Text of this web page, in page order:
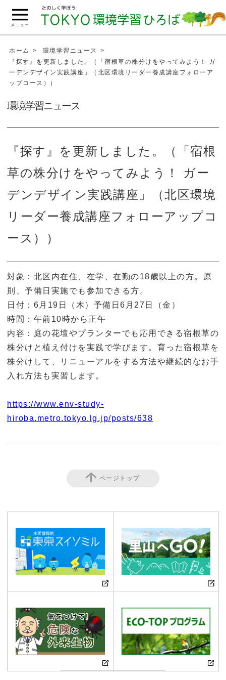
ペ
文
移
メニュー
ホーム
環境学習ニュース
『探す』を更新しました。（「宿根草の株分けをやってみよう！ ガ
ーデンデザイン実践講座」（北区環境リーダー養成講座フォローア
ップコース））
環境学習ニュース
『探す』を更新しました。（「宿根
草の株分けをやってみよう！ ガー
デンデザイン実践講座」（北区環境
リーダー養成講座フォローアップコ
ース））
対象：北区内在住、在学、在勤の18歳以上の方。原
則、予備日実施でも参加できる方。
日付：6月19日（木）予備日6月27日（金）
時間：午前10時から正午
内容：庭の花壇やプランターでも応用できる宿根草の
株分けと植え付けを実践で学びます。育った宿根草を
株分けして、リニューアルをする方法や継続的なお手
入れ方法も実習します。
https://www.env-study-
hiroba.metro.tokyo.lg.jp/posts/638
ページトップ